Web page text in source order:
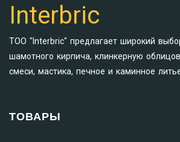
Interbric
ТОО "Interbric" предлагает широкий
шамотного кирпича, клинкерную
смеси, мастика, печное и каминное
ТОВАРЫ